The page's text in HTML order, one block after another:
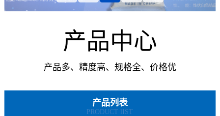
产品中心
产品多、精度高、规格全、价格优
产品列表
PRODUCT lIST